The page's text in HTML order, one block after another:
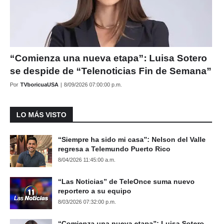
“Comienza una nueva etapa”: Luisa Sotero
se despide de “Telenoticias Fin de Semana”
Por TVboricuaUSA | 8/09/2026 07:00:00 p.m.
LO MÁS VISTO
“Siempre ha sido mi casa”: Nelson del Valle
regresa a Telemundo Puerto Rico
8/04/2026 11:45:00 a.m.
“Las Noticias” de TeleOnce suma nuevo
reportero a su equipo
8/03/2026 07:32:00 p.m.